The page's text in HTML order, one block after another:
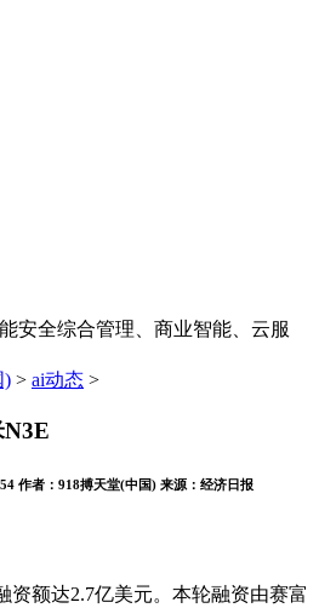
安全综合管理、商业智能、云服
) > ai动态 >
作者： 918搏天堂(中国) 来源： 经济日报
额达2.7亿美元。本轮融资由赛富